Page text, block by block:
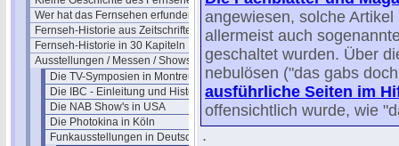
Wer hat das Fernsehen erfunden?
Fernseh-Historie aus Zeitschriften
Fernseh-Historie in 30 Kapiteln
Ausstellungen / Messen / Shows
Die TV-Symposien in Montreux
Die IBC - Einleitung und Historie
Die NAB Show's in USA
Die Photokina in Köln
Funkausstellungen in Deutschland
angewiesen, solche
allermeist auch
geschaltet wurden. Über
nebulösen ("das gabs
ausführliche Seiten im
offensichtlich wurde, wie
.